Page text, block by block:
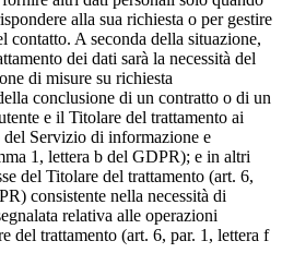
alla sua richiesta o per gestire
contatto. A seconda della situazione,
dei dati sarà la necessità del
di misure su richiesta
conclusione di un contratto o di un
e il Titolare del trattamento ai
del Servizio di informazione e
1, lettera b del GDPR); e in altri
del Titolare del trattamento (art. 6,
consistente nella necessità di
relativa alle operazioni
del trattamento (art. 6, par. 1, lettera f